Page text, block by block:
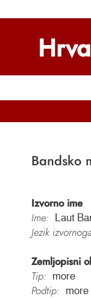
Bandsko
Izvorno ime
Ime:
Laut
Jezik
Zemljopisni
Tip:
more
Podtip: more